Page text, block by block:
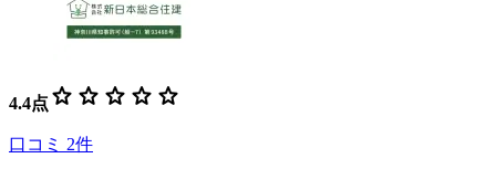
4.4点 star star star star star
口コミ 2件